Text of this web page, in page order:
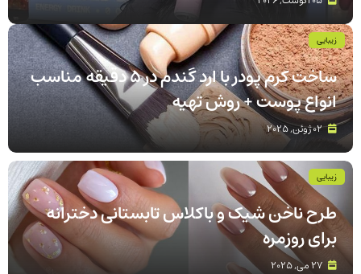
ساخت کرم پودر با ارد گندم در ۵ دقیقه مناسب
انواع پوست‌ + روش تهیه
02 ژوئن, 2025
زیبایی
طرح ناخن شیک و باکلاس تابستانی دخترانه
برای روزمره
زیبایی